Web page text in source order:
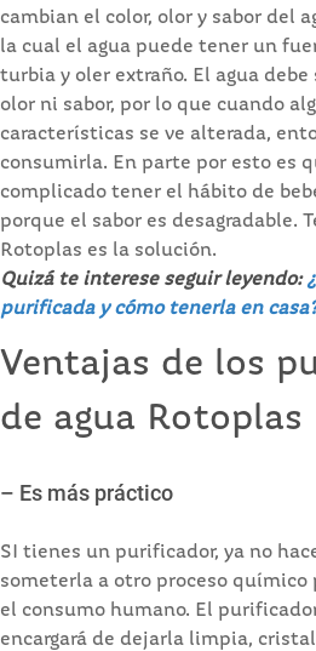
cambian el color, olor y sabor del
la cual el agua puede tener un
turbia y oler extraño. El agua
olor ni sabor, por lo que cuando
características se ve alterada,
consumirla. En parte por esto es
complicado tener el hábito de
porque el sabor es desagradable.
Rotoplas es la solución.
Quizá te interese seguir leyendo:
purificada y cómo tenerla en
Ventajas de los
de agua Rotoplas
– Es más práctico
SI tienes un purificador, ya no
someterla a otro proceso químico
el consumo humano. El
encargará de dejarla limpia,